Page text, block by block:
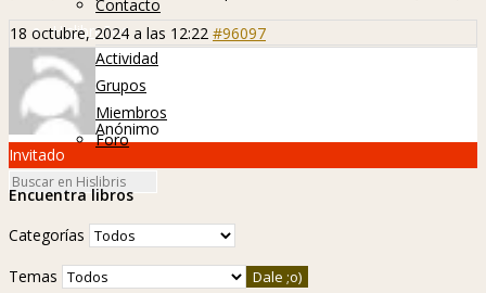
Contacto
Hislibreños
Actividad
Grupos
Miembros
Foro
18 octubre, 2024 a las 12:22 #96097
Anónimo
Invitado
Encuentra libros
Categorías
Temas